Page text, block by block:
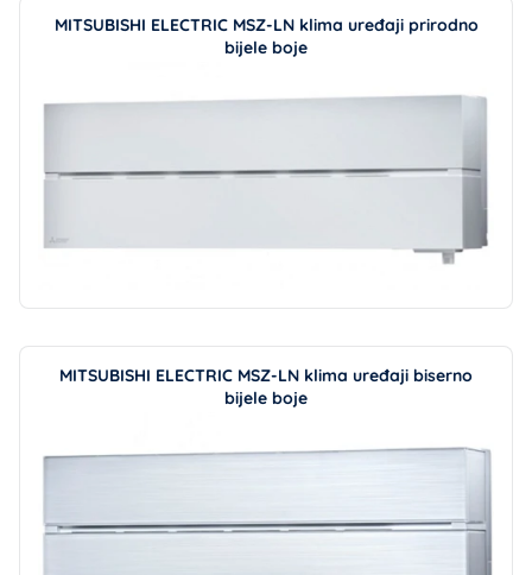
MITSUBISHI ELECTRIC MSZ-LN klima uređaji prirodno
bijele boje
MITSUBISHI ELECTRIC MSZ-LN klima uređaji biserno
bijele boje